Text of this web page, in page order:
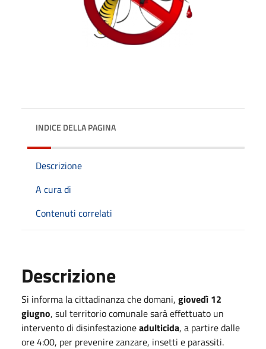
INDICE DELLA PAGINA
Descrizione
A cura di
Contenuti correlati
Descrizione
Si informa la cittadinanza che domani, giovedì 12
giugno, sul territorio comunale sarà effettuato un
intervento di disinfestazioneadulticida, a partire dalle
ore 4:00, per prevenire zanzare, insetti e parassiti.